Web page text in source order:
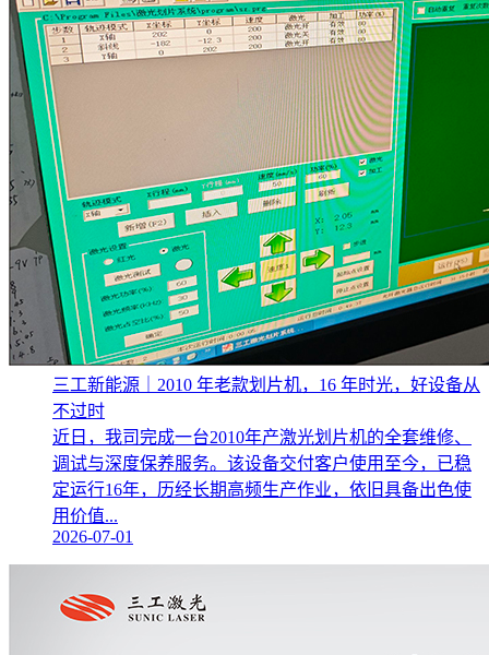
三工新能源｜2010 年老款划片机，16 年时光，好设备从
不过时
近日，我司完成一台2010年产激光划片机的全套维修、
调试与深度保养服务。该设备交付客户使用至今，已稳
定运行16年，历经长期高频生产作业，依旧具备出色使
用价值...
2026-07-01